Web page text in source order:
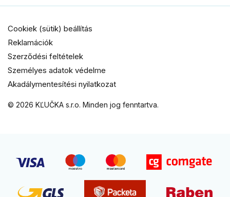
© 2026 KĽUČKA s.r.o. Minden jog fenntartva.
Cookiek (sütik) beállítás
Reklamációk
Szerződési feltételek
Személyes adatok védelme
Akadálymentesítési nyilatkozat